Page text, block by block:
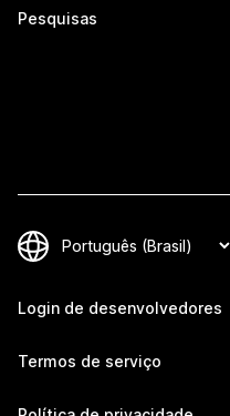
Pesquisas
Login de desenvolvedores
Termos de serviço